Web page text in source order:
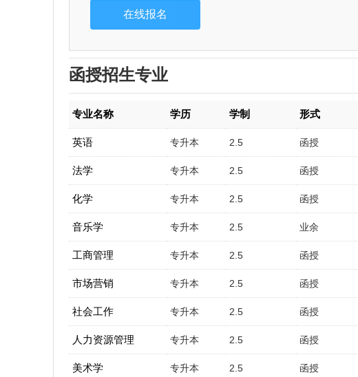
函授招生专业
专业名称 学历 学制 形式
英语 专升本 2.5 函授
法学 专升本 2.5 函授
化学 专升本 2.5 函授
音乐学 专升本 2.5 业余
工商管理 专升本 2.5 函授
市场营销 专升本 2.5 函授
社会工作 专升本 2.5 函授
人力资源管理 专升本 2.5 函授
美术学 专升本 2.5 函授